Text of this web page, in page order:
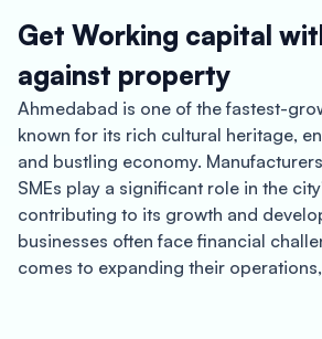
Get Working capital
against property
Ahmedabad is one of the fastest-
known for its rich cultural heritage,
and bustling economy.
SMEs play a significant role in the
contributing to its growth and
businesses often face financial
comes to expanding their